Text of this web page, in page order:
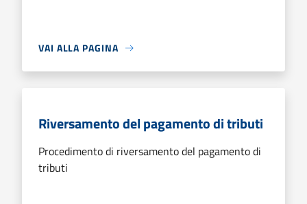
VAI ALLA PAGINA
Riversamento del pagamento di tributi
Procedimento di riversamento del pagamento di
tributi